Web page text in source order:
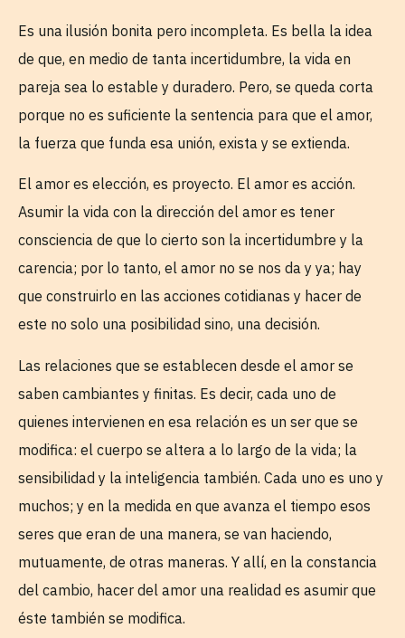
Es una ilusión bonita pero incompleta. Es bella la idea
de que, en medio de tanta incertidumbre, la vida en
pareja sea lo estable y duradero. Pero, se queda corta
porque no es suficiente la sentencia para que el amor,
la fuerza que funda esa unión, exista y se extienda.
El amor es elección, es proyecto. El amor es acción.
Asumir la vida con la dirección del amor es tener
consciencia de que lo cierto son la incertidumbre y la
carencia; por lo tanto, el amor no se nos da y ya; hay
que construirlo en las acciones cotidianas y hacer de
este no solo una posibilidad sino, una decisión.
Las relaciones que se establecen desde el amor se
saben cambiantes y finitas. Es decir, cada uno de
quienes intervienen en esa relación es un ser que se
modifica: el cuerpo se altera a lo largo de la vida; la
sensibilidad y la inteligencia también. Cada uno es uno y
muchos; y en la medida en que avanza el tiempo esos
seres que eran de una manera, se van haciendo,
mutuamente, de otras maneras. Y allí, en la constancia
del cambio, hacer del amor una realidad es asumir que
éste también se modifica.